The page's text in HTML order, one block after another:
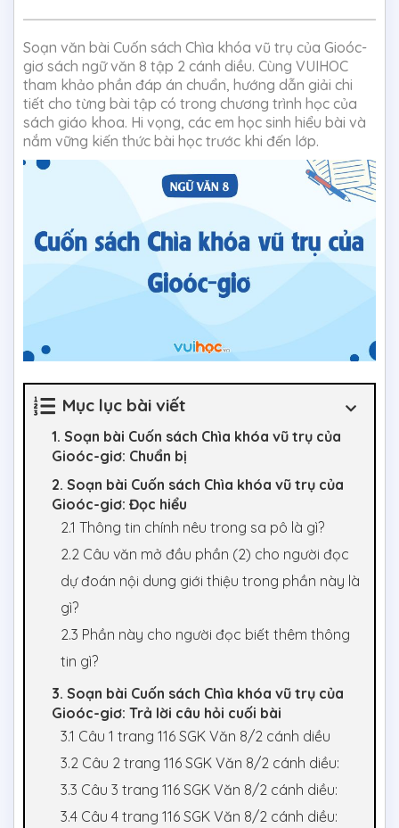
Soạn văn bài Cuốn sách Chìa khóa vũ trụ của Gioóc-
giơ sách ngữ văn 8 tập 2 cánh diều. Cùng VUIHOC
tham khảo phần đáp án chuẩn, hướng dẫn giải chi
tiết cho từng bài tập có trong chương trình học của
sách giáo khoa. Hi vọng, các em học sinh hiểu bài và
nắm vững kiến thức bài học trước khi đến lớp.
Mục lục bài viết
1. Soạn bài Cuốn sách Chìa khóa vũ trụ của
Gioóc-giơ: Chuẩn bị
2. Soạn bài Cuốn sách Chìa khóa vũ trụ của
Gioóc-giơ: Đọc hiểu
2.1 Thông tin chính nêu trong sa pô là gì?
2.2 Câu văn mở đầu phần (2) cho người đọc
dự đoán nội dung giới thiệu trong phần này là
gì?
2.3 Phần này cho người đọc biết thêm thông
tin gì?
3. Soạn bài Cuốn sách Chìa khóa vũ trụ của
Gioóc-giơ: Trả lời câu hỏi cuối bài
3.1 Câu 1 trang 116 SGK Văn 8/2 cánh diều
3.2 Câu 2 trang 116 SGK Văn 8/2 cánh diều:
3.3 Câu 3 trang 116 SGK Văn 8/2 cánh diều:
3.4 Câu 4 trang 116 SGK Văn 8/2 cánh diều: